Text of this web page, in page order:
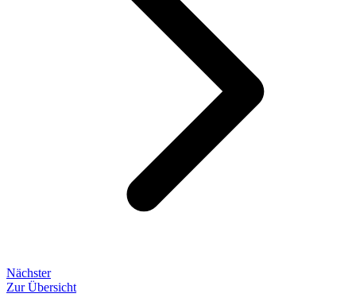
Nächster
Zur Übersicht